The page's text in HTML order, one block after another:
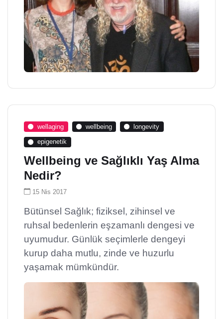
wellaging wellbeing longevity
epigenetik
Wellbeing ve Sağlıklı Yaş Alma
Nedir?
15 Nis 2017
Bütünsel Sağlık; fiziksel, zihinsel ve
ruhsal bedenlerin eşzamanlı dengesi ve
uyumudur. Günlük seçimlerle dengeyi
kurup daha mutlu, zinde ve huzurlu
yaşamak mümkündür.